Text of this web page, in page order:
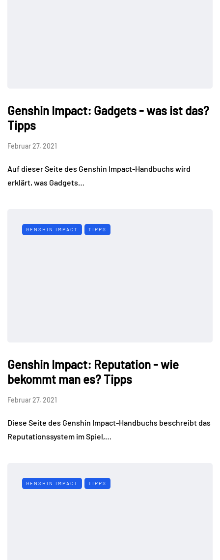
Genshin Impact: Gadgets - was ist das?
Tipps
Februar 27, 2021
Auf dieser Seite des Genshin Impact-Handbuchs wird
erklärt, was Gadgets…
GENSHIN IMPACT TIPPS
Genshin Impact: Reputation - wie
bekommt man es? Tipps
Februar 27, 2021
Diese Seite des Genshin Impact-Handbuchs beschreibt das
Reputationssystem im Spiel,…
GENSHIN IMPACT TIPPS